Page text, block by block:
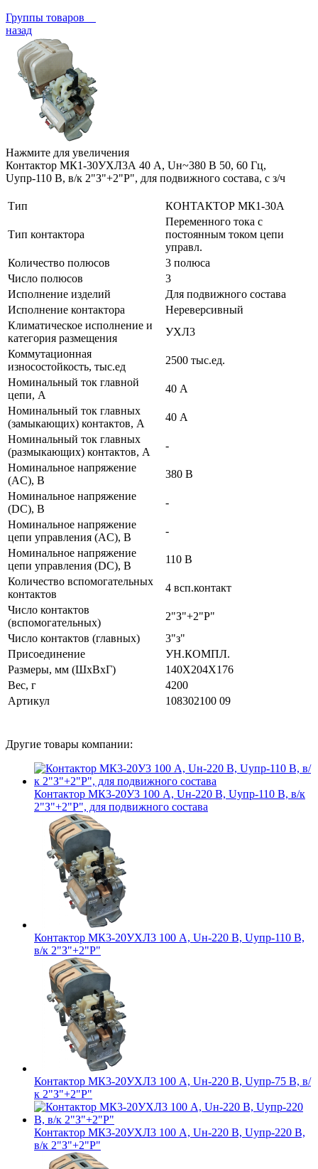
Группы товаров
назад
Нажмите для увеличения
Контактор МК1-30УХЛ3А 40 А, Uн~380 В 50, 60 Гц,
Uупр-110 В, в/к 2"З"+2"Р", для подвижного состава, с з/ч
Тип КОНТАКТОР МК1-30А
Тип контактора
Переменного тока с
постоянным током цепи
управл.
Количество полюсов
3 полюса
Число полюсов
3
Исполнение изделий
Для подвижного состава
Исполнение контактора
Нереверсивный
Климатическое исполнение и
категория размещения
УХЛ3
Коммутационная
износостойкость, тыс.ед
2500 тыс.ед.
Номинальный ток главной
цепи, А
40 А
Номинальный ток главных
(замыкающих) контактов, А
40 А
Номинальный ток главных
(размыкающих) контактов, А
-
Номинальное напряжение
(AC), В
380 В
Номинальное напряжение
(DC), В
-
Номинальное напряжение
цепи управления (AC), В
-
Номинальное напряжение
цепи управления (DC), В
110 В
Количество вспомогательных
контактов
4 всп.контакт
Число контактов
(вспомогательных)
2"З"+2"Р"
Число контактов (главных)
3"з"
Присоединение
УН.КОМПЛ.
Размеры, мм (ШхВхГ)
140Х204Х176
Вес, г
4200
Артикул
108302100 09
Другие товары компании:
Контактор МК3-20У3 100 А, Uн-220 В, Uупр-110 В, в/к
2"З"+2"Р", для подвижного состава
Контактор МК3-20УХЛ3 100 А, Uн-220 В, Uупр-110 В,
в/к 2"З"+2"Р"
Контактор МК3-20УХЛ3 100 А, Uн-220 В, Uупр-75 В, в/
к 2"З"+2"Р"
Контактор МК3-20УХЛ3 100 А, Uн-220 В, Uупр-220 В,
в/к 2"З"+2"Р"